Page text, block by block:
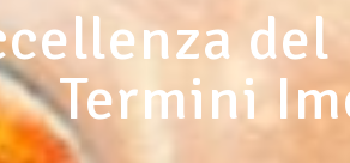
del
Termini